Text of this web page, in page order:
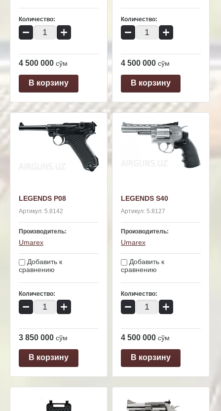
Количество:
− +
4 500 000 сўм
В корзину
Количество:
− +
4 500 000 сўм
В корзину
LEGENDS P08
Артикул: 5.8142
Производитель:
Umarex
Добавить к
сравнению
Количество:
− +
3 850 000 сўм
В корзину
LEGENDS S40
Артикул:5.8127
Производитель:
Umarex
Добавить к
сравнению
Количество:
− +
4 500 000 сўм
В корзину